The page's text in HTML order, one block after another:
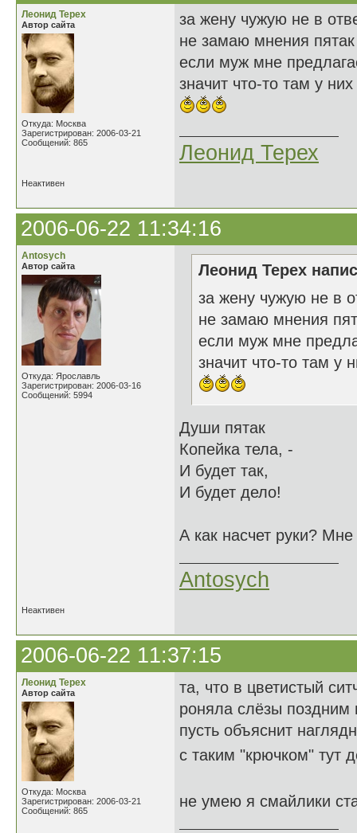
Леонид Терех
Автор сайта
Откуда: Москва
Зарегистрирован: 2006-03-21
Сообщений: 865
за жену чужую не в
не замаю мнения
если муж мне
значит что-то там у
Леонид Терех
Неактивен
2006-06-22 11:34:16
Antosych
Автор сайта
Откуда: Ярославль
Зарегистрирован: 2006-03-16
Сообщений: 5994
Леонид Терех
за жену чужую не в
не замаю мнения
если муж мне
значит что-то там у
Души пятак
Копейка тела, -
И будет так,
И будет дело!
А как насчет руки?
Antosych
Неактивен
2006-06-22 11:37:15
Леонид Терех
Автор сайта
Откуда: Москва
Зарегистрирован: 2006-03-21
Сообщений: 865
та, что в цветистый
роняла слёзы поздним
пусть объяснит
с таким "крючком" тут
не умею я смайлики